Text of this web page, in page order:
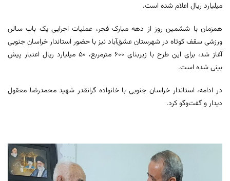
میلیارد ریال اعلام شده است.
همزمان با ششمین روز از دهه مبارک فجر، عملیات اجرایی یک باب سالن
ورزشی سقف کوتاه در شهرستان عشق‌آباد نیز با حضور استاندار خراسان جنوبی
آغاز شد، برای این طرح با زیربنای ۶۰۰ مترمربع، ۵۰ میلیارد ریال اعتبار پیش
بینی شده است.
در ادامه، استاندار خراسان جنوبی با خانواده گرانقدر شهید محمدرضا معقول
دیدار و گفت‌وگو کرد.